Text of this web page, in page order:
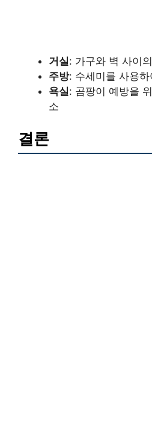
거실: 가구와 벽 사이
주방: 수세미를 사용
욕실: 곰팡이 예방을
소
결론